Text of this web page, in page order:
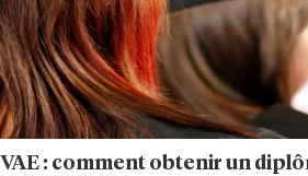
VAE : comment obtenir un